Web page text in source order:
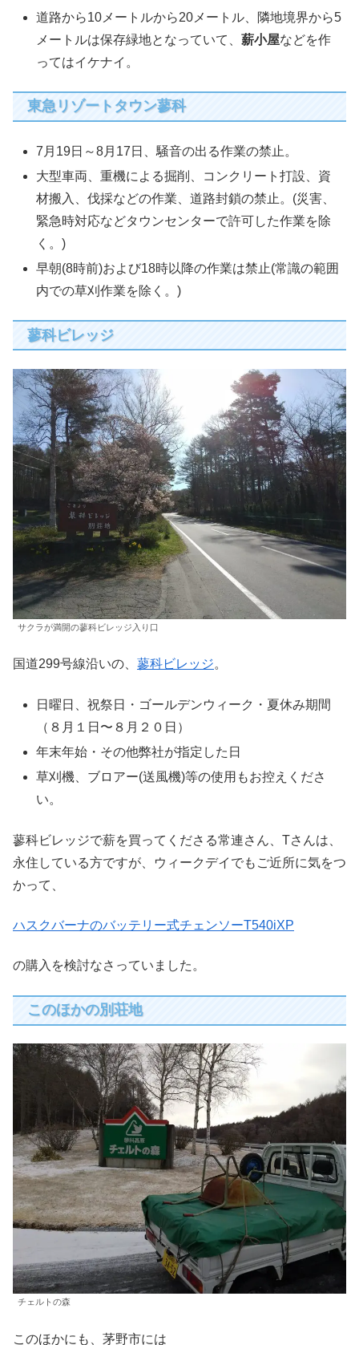
道路から10メートルから20メートル、隣地境界から5
メートルは保存緑地となっていて、薪小屋などを作
ってはイケナイ。
東急リゾートタウン蓼科
7月19日～8月17日、騒音の出る作業の禁止。
大型車両、重機による掘削、コンクリート打設、資
材搬入、伐採などの作業、道路封鎖の禁止。(災害、
緊急時対応などタウンセンターで許可した作業を除
く。)
早朝(8時前)および18時以降の作業は禁止(常識の範囲
内での草刈作業を除く。)
蓼科ビレッジ
サクラが満開の蓼科ビレッジ入り口
国道299号線沿いの、 蓼科ビレッジ。
日曜日、祝祭日・ゴールデンウィーク・夏休み期間
（８月１日〜８月２０日）
年末年始・その他弊社が指定した日
草刈機、ブロアー(送風機)等の使用もお控えくださ
い。
蓼科ビレッジで薪を買ってくださる常連さん、Tさんは、
永住している方ですが、ウィークデイでもご近所に気をつ
かって、
ハスクバーナのバッテリー式チェンソーT540iXP
の購入を検討なさっていました。
このほかの別荘地
チェルトの森
このほかにも、茅野市には